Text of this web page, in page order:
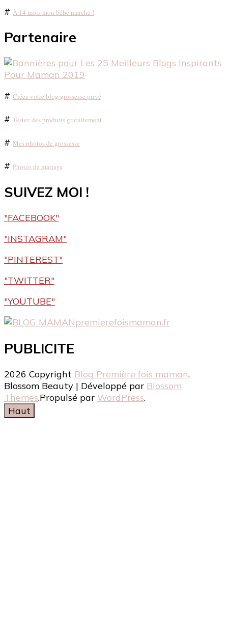
# À 14 mois mon bébé marche !
Partenaire
# Créez votre blog grossesse privé
# Testez des produits gratuitement
# Mes photos de grossesse
# Photos de mariage
SUIVEZ MOI !
"FACEBOOK"
"INSTAGRAM"
"PINTEREST"
"TWITTER"
"YOUTUBE"
premierefoismaman.fr
PUBLICITE
2026 Copyright Blog Première fois maman.
Blossom Beauty | Développé par Blossom
Themes.Propulsé par WordPress.
Haut